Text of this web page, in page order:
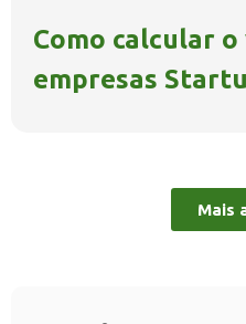
Como calcular
empresas
Mais